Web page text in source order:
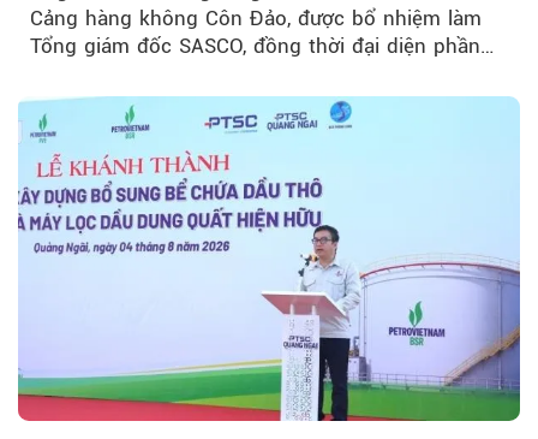
Cảng hàng không Côn Đảo, được bổ nhiệm làm
Tổng giám đốc SASCO, đồng thời đại diện phần